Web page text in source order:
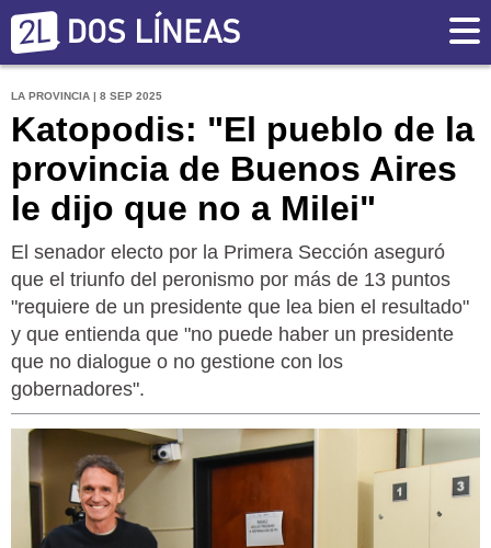
LA PROVINCIA | 8 SEP 2025
Katopodis: "El pueblo de la
provincia de Buenos Aires
le dijo que no a Milei"
El senador electo por la Primera Sección aseguró
que el triunfo del peronismo por más de 13 puntos
"requiere de un presidente que lea bien el resultado"
y que entienda que "no puede haber un presidente
que no dialogue o no gestione con los
gobernadores".